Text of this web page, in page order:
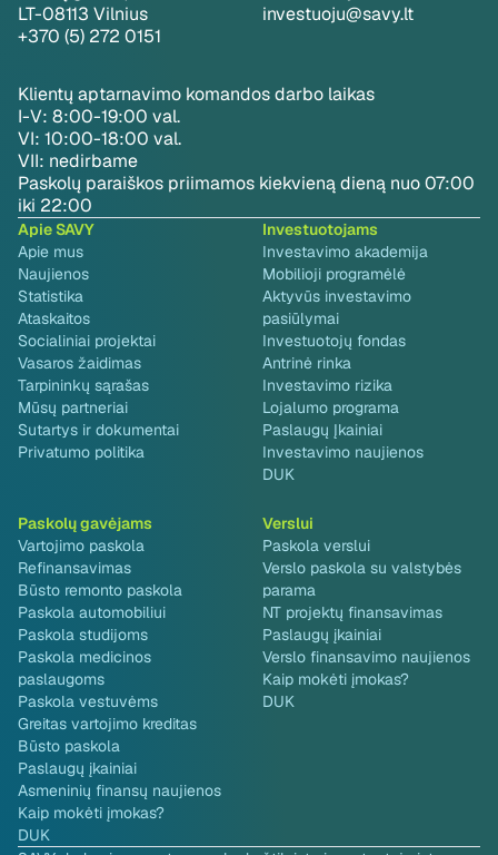
LT-08113 Vilnius
+370 (5) 272 0151
investuoju@savy.lt
Klientų aptarnavimo komandos darbo laikas
I-V: 8:00-19:00 val.
VI: 10:00-18:00 val.
VII: nedirbame
Paskolų paraiškos priimamos kiekvieną dieną nuo 07:00
iki 22:00
Apie SAVY
Apie mus
Naujienos
Statistika
Ataskaitos
Socialiniai projektai
Vasaros žaidimas
Tarpininkų sąrašas
Mūsų partneriai
Sutartys ir dokumentai
Privatumo politika
Investuotojams
Investavimo akademija
Mobilioji programėlė
Aktyvūs investavimo
pasiūlymai
Investuotojų fondas
Antrinė rinka
Investavimo rizika
Lojalumo programa
Paslaugų Įkainiai
Investavimo naujienos
DUK
Paskolų gavėjams
Vartojimo paskola
Refinansavimas
Būsto remonto paskola
Paskola automobiliui
Paskola studijoms
Paskola medicinos
paslaugoms
Paskola vestuvėms
Greitas vartojimo kreditas
Būsto paskola
Paslaugų įkainiai
Asmeninių finansų naujienos
Kaip mokėti įmokas?
DUK
Verslui
Paskola verslui
Verslo paskola su valstybės
parama
NT projektų finansavimas
Paslaugų įkainiai
Verslo finansavimo naujienos
Kaip mokėti įmokas?
DUK